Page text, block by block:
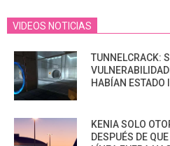
VIDEOS NOTICIAS
TUNNELCRACK:
HABÍAN ESTADO
KENIA SOLO
DESPUÉS DE